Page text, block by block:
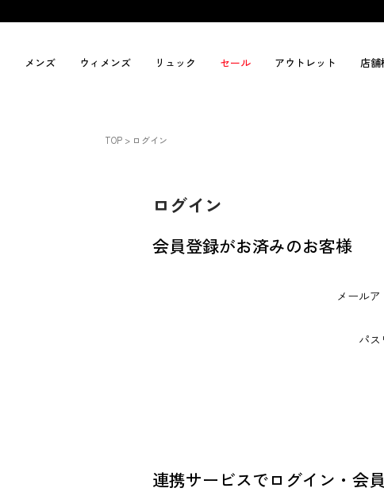
メンズ ウィメンズ リュック セール アウトレット 店舗
TOP ログイン
ログイン
会員登録がお済みのお客様
メールア
パス
連携サービスでログイン・会